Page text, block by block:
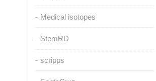
Medical isotopes
StemRD
scripps